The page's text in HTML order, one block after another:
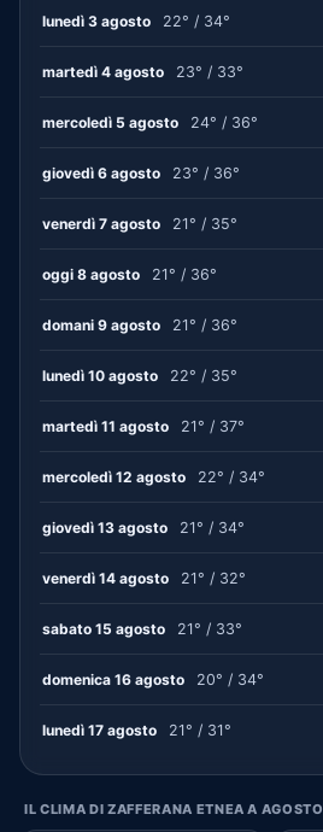
lunedì 3 agosto 22° / 34°
martedì 4 agosto 23° / 33°
mercoledì 5 agosto 24° / 36°
giovedì 6 agosto 23° / 36°
venerdì 7 agosto 21° / 35°
oggi 8 agosto 21° / 36°
domani 9 agosto 21° / 36°
lunedì 10 agosto 22° / 35°
martedì 11 agosto 21° / 37°
mercoledì 12 agosto 22° / 34°
giovedì 13 agosto 21° / 34°
venerdì 14 agosto 21° / 32°
sabato 15 agosto 21° / 33°
domenica 16 agosto 20° / 34°
lunedì 17 agosto 21° / 31°
IL CLIMA DI ZAFFERANA ETNEA A AGOSTO